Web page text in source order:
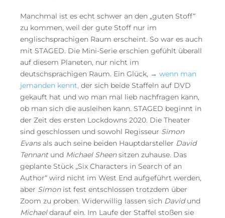
Manchmal ist es echt schwer an den „guten Stoff“
zu kommen, weil der gute Stoff nur im
englischsprachigen Raum erscheint. So war es auch
mit STAGED. Die Mini-Serie erschien gefühlt überall
auf diesem Planeten, nur nicht im
deutschsprachigen Raum. Ein Glück, → wenn man
jemanden kennt, der sich beide Staffeln auf DVD
gekauft hat und wo man mal lieb nachfragen kann,
ob man sich die ausleihen kann. STAGED beginnt in
der Zeit des ersten Lockdowns 2020. Die Theater
sind geschlossen und sowohl Regisseur Simon
Evansals auch seine beiden Hauptdarsteller David
Tennant und Michael Sheensitzen zuhause. Das
geplante Stück „Six Characters in Search of an
Author“ wird nicht im West End aufgeführt werden,
aber Simonist fest entschlossen trotzdem über
Zoom zu proben. Widerwillig lassen sich Davidund
Michaeldarauf ein. Im Laufe der Staffel stoßen sie